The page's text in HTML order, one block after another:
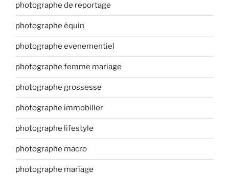
photographe de reportage
photographe équin
photographe evenementiel
photographe femme mariage
photographe grossesse
photographe immobilier
photographe lifestyle
photographe macro
photographe mariage